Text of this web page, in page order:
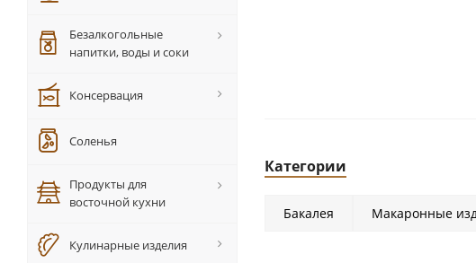
Категории
Бакалея Макаронные
Безалкогольные
напитки, воды и соки
Консервация
Соленья
Продукты для
восточной кухни
Кулинарные изделия